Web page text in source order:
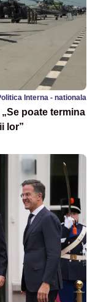
Interna - nationala
poate termina
lor”